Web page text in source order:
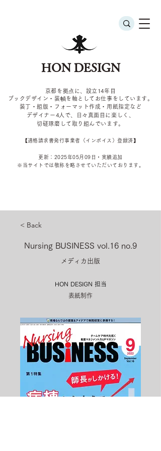
HON DESIGN
京都を拠点に、設立14年目
ブックデザイン・装幀を軸としてお仕事をしています。
装丁・組版・フォーマット作成・用紙指定など
デザイナー4 人で、日々真面目に楽しく、
切磋琢磨して取り組んでいます。
​【適格請求書発行事業者（インボイス）登録済】
更新：2025年05 月09 日・実績追加
​※当サイトでは敬称を 略させていただいております。
< Back
Nursing BUSINESS vol.16 no.9
メディカ出版
HON DESIGN​ 担当
表紙制作